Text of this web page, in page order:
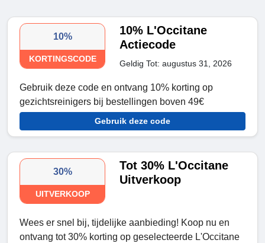
10%
KORTINGSCODE
10% L'Occitane
Actiecode
Geldig Tot: augustus 31, 2026
Gebruik deze code en ontvang 10% korting op
gezichtsreinigers bij bestellingen boven 49€
Gebruik deze code
30%
UITVERKOOP
Tot 30% L'Occitane
Uitverkoop
Wees er snel bij, tijdelijke aanbieding! Koop nu en
ontvang tot 30% korting op geselecteerde L'Occitane